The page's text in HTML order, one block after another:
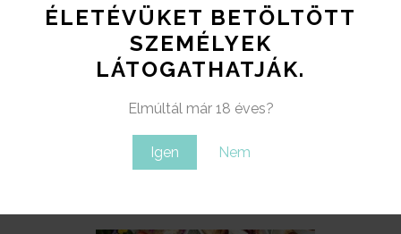
ÉLETÉVÜKET BETÖLTÖTT
SZEMÉLYEK
LÁTOGATHATJÁK.
Elmúltál már 18 éves?
Igen Nem
JÚNIUS 12: BALATON-FELVIDÉKI BARANGOLÁS